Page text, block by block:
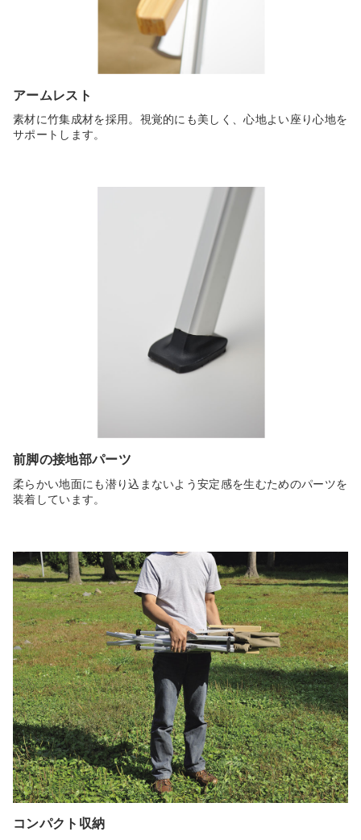
アームレスト
素材に竹集成材を採用。視覚的にも美しく、心地よい座り心地を
サポートします。
前脚の接地部パーツ
柔らかい地面にも潜り込まないよう安定感を生むためのパーツを
装着しています。
コンパクト収納